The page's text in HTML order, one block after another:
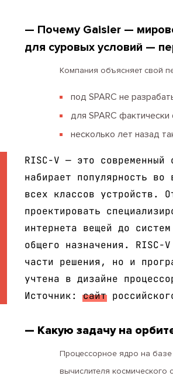
— Почему Gaisler —
для суровых условий —
Компания объясняет свой
под SPARC не
для SPARC
несколько лет назад
RISC-V — это современный
набирает популярность
всех классов устройств.
проектировать
интернета вещей до
общего назначения. RISC-
части решения, но и
учтена в дизайне
Источник:сайт
— Какую задачу на
Процессорное ядро на базе
вычислителя космического